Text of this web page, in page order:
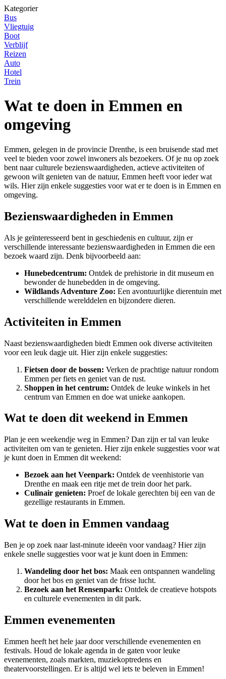
Kategorier
Bus
Vliegtuig
Boot
Verblijf
Reizen
Auto
Hotel
Trein
Wat te doen in Emmen en
omgeving
Emmen, gelegen in de provincie Drenthe, is een bruisende stad met
veel te bieden voor zowel inwoners als bezoekers. Of je nu op zoek
bent naar culturele bezienswaardigheden, actieve activiteiten of
gewoon wilt genieten van de natuur, Emmen heeft voor ieder wat
wils. Hier zijn enkele suggesties voor wat er te doen is in Emmen en
omgeving.
Bezienswaardigheden in Emmen
Als je geïnteresseerd bent in geschiedenis en cultuur, zijn er
verschillende interessante bezienswaardigheden in Emmen die een
bezoek waard zijn. Denk bijvoorbeeld aan:
Hunebedcentrum: Ontdek de prehistorie in dit museum en
bewonder de hunebedden in de omgeving.
Wildlands Adventure Zoo: Een avontuurlijke dierentuin met
verschillende werelddelen en bijzondere dieren.
Activiteiten in Emmen
Naast bezienswaardigheden biedt Emmen ook diverse activiteiten
voor een leuk dagje uit. Hier zijn enkele suggesties:
Fietsen door de bossen: Verken de prachtige natuur rondom
Emmen per fiets en geniet van de rust.
Shoppen in het centrum: Ontdek de leuke winkels in het
centrum van Emmen en doe wat unieke aankopen.
Wat te doen dit weekend in Emmen
Plan je een weekendje weg in Emmen? Dan zijn er tal van leuke
activiteiten om van te genieten. Hier zijn enkele suggesties voor wat
je kunt doen in Emmen dit weekend:
Bezoek aan het Veenpark: Ontdek de veenhistorie van
Drenthe en maak een ritje met de trein door het park.
Culinair genieten: Proef de lokale gerechten bij een van de
gezellige restaurants in Emmen.
Wat te doen in Emmen vandaag
Ben je op zoek naar last-minute ideeën voor vandaag? Hier zijn
enkele snelle suggesties voor wat je kunt doen in Emmen:
Wandeling door het bos: Maak een ontspannen wandeling
door het bos en geniet van de frisse lucht.
Bezoek aan het Rensenpark: Ontdek de creatieve hotspots
en culturele evenementen in dit park.
Emmen evenementen
Emmen heeft het hele jaar door verschillende evenementen en
festivals. Houd de lokale agenda in de gaten voor leuke
evenementen, zoals markten, muziekoptredens en
theatervoorstellingen. Er is altijd wel iets te beleven in Emmen!